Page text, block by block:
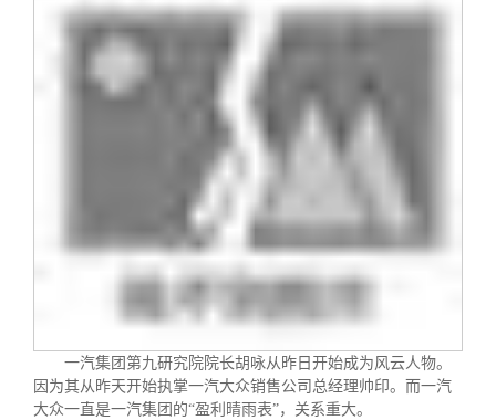
院系校友工作
专业委员会
兴趣群体
西南联大校友会
捐赠新闻
捐赠纪事
捐赠方法
义工计划
《清华校友通讯》
《水木清华》
我要订阅
新媒体平台
百年清华
清华人物
清华故事
青春风采
校友文苑
校友讲坛
校友视界
终身学习
信息化服务
三创大赛
实用信息
总会简介
会长致辞
总会章程
理事会名单
一汽集团第九研究院院长胡咏从昨日开始成为风云人物。
因为其从昨天开始执掌一汽大众销售公司总经理帅印。而一汽
大众一直是一汽集团的“盈利晴雨表”，关系重大。